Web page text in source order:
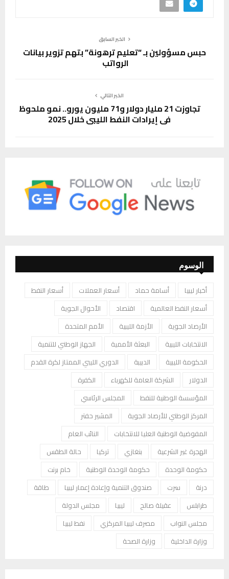
الخبر السابق
حبس مسؤولين بـ “تعليم ترهونة” بتهم تزوير بيانات
الرواتب
الخبر التالي
تجاوزت 21 مليار دولار و71 مليون يورو.. نمو ملحوظ
في إيرادات النفط الليبي خلال 2025
الوسوم
أخبار ليبيا أسامة حماد أسعار العملات
أسعار النفط
أسعار النفط العالمية
اقتصاد
الأحوال الجوية
الأرصاد الجوية
الأزمة الليبية
الأمم المتحدة
الانتخابات الليبية
البعثة الأممية
الجهاز الوطني للتنمية
الحكومة الليبية
الدبيبة
الدوري الليبي الممتاز لكرة القدم
الدولار
الشركة العامة للكهرباء
الكفرة
المؤسسة الوطنية للنفط
المجلس الرئاسي
المركز الوطني للأرصاد الجوية
المشير حفتر
المفوضية الوطنية العليا للانتخابات
النائب العام
الهجرة غير الشرعية
بنغازي تركيا
حالة الطقس
حكومة الوحدة
حكومة الوحدة الوطنية
خام برنت
درنة
سرت صندوق التنمية وإعادة إعمار ليبيا
طاقة
طرابلس
عقيلة صالح ليبيا
مجلس الدولة
مجلس النواب
مصرف ليبيا المركزي
نفط ليبيا
وزارة الداخلية
وزارة الصحة